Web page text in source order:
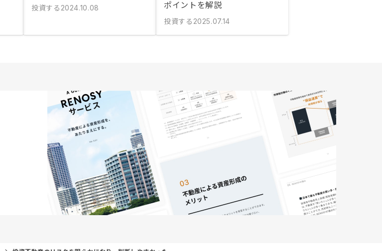
投資する 2024.10.08
ポイントを解説
投資する 2025.07.14